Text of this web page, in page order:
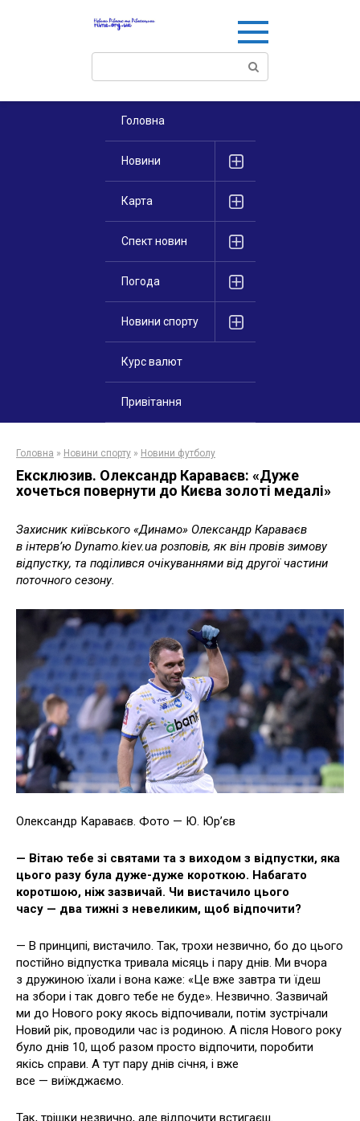
Поиск:
Головна
Новини
Карта
Спект новин
Погода
Новини спорту
Курс валют
Привітання
Головна » Новини спорту » Новини футболу
Ексклюзив. Олександр Караваєв: «Дуже
хочеться повернути до Києва золоті медалі»
Захисник київського «Динамо» Олександр Караваєв
в інтерв’ю Dynamo.kiev.ua розповів, як він провів зимову
відпустку, та поділився очікуваннями від другої частини
поточного сезону.
Олександр Караваєв. Фото — Ю. Юр’єв
— Вітаю тебе зі святами та з виходом з відпустки, яка
цього разу була дуже-дуже короткою. Набагато
коротшою, ніж зазвичай. Чи вистачило цього
часу — два тижні з невеликим, щоб відпочити?
— В принципі, вистачило. Так, трохи незвично, бо до цього
постійно відпустка тривала місяць і пару днів. Ми вчора
з дружиною їхали і вона каже: «Це вже завтра ти їдеш
на збори і так довго тебе не буде». Незвично. Зазвичай
ми до Нового року якось відпочивали, потім зустрічали
Новий рік, проводили час із родиною. А після Нового року
було днів 10, щоб разом просто відпочити, поробити
якісь справи. А тут пару днів січня, і вже
все — виїжджаємо.
Так, трішки незвично, але відпочити встигаєш.